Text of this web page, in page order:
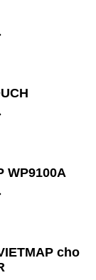
WP9100A
cho